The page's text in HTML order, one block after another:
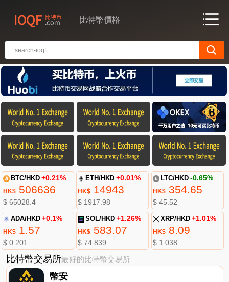
比特幣價格
BTC/HKD +0.21%
HK$506636
$ 65028.4
ETH/HKD +0.01%
HK$ 14943
$ 1917.98
LTC/HKD -0.65%
HK$354.65
$ 45.52
ADA/HKD +0.1%
HK$1.57
$ 0.201
SOL/HKD +1.26%
HK$ 583.07
$ 74.839
XRP/HKD +1.01%
HK$8.09
$ 1.038
比特幣交易所最好的比特幣交易所
幣安